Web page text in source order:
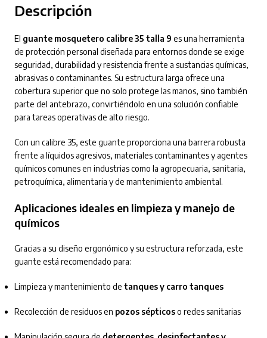
Descripción
El guante mosquetero calibre 35 talla 9 es una herramienta
de protección personal diseñada para entornos donde se exige
seguridad, durabilidad y resistencia frente a sustancias químicas,
abrasivas o contaminantes. Su estructura larga ofrece una
cobertura superior que no solo protege las manos, sino también
parte del antebrazo, convirtiéndolo en una solución confiable
para tareas operativas de alto riesgo.
Con un calibre 35, este guante proporciona una barrera robusta
frente a líquidos agresivos, materiales contaminantes y agentes
químicos comunes en industrias como la agropecuaria, sanitaria,
petroquímica, alimentaria y de mantenimiento ambiental.
Aplicaciones ideales en limpieza y manejo de
químicos
Gracias a su diseño ergonómico y su estructura reforzada, este
guante está recomendado para:
Limpieza y mantenimiento de tanques y carro tanques
Recolección de residuos en pozos sépticoso redes sanitarias